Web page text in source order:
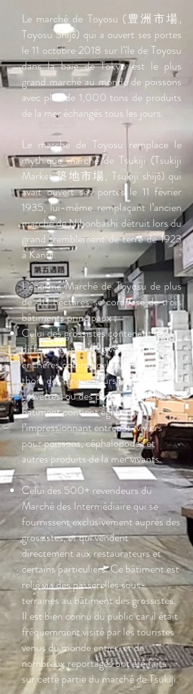
Le marché de Toyosu (豊洲市場,
Toyosu Shijō) qui a ouvert ses portes
le 11 octobre 2018 sur l'île de Toyosu
dans la baie de Tokyo est le plus
grand marché au monde de poissons
avec plus de 1,000 tons de produits
de la mer échangés tous les jours.
Le marché de Toyosu remplace le
mythique marché de Tsukiji (Tsukiji
Market 築地市場, Tsukiji shijō) qui
avait ouvert ses portes le 11 février
1935, lui-même remplaçant l’ancien
marché de Nihonbashi détruit lors du
grand tremblement de terre de 1923
à Kantō.
L'énorme Marché de Toyosu de plus
de 40 hectares se compose de trois
bâtiments principaux :
Celui des grossistes contenant les
différentes salles de ventes aux
enchères comme celles, en autre, du
thon, des langues oursins, des
crevettes, ou des poissons vivants. Ce
bâtiment contient également
l’impressionnant entrepôt-viviers
pour poissons, céphalopodes et
autres produits de la mer vivants.
Celui des 500+ revendeurs du
Marché des Intermédiaire qui se
fournissent exclusivement auprès des
grossistes, et qui vendent
directement aux restaurateurs et
certains particuliers. Ce bâtiment est
relié via des passerelles sous-
terraines au bâtiment des grossistes.
Il est bien connu du public car il était
fréquemment visité par les touristes
venus du monde entier, et de
nombreux reportages ont été faits
sur cette partie du marché de Tsukiji.